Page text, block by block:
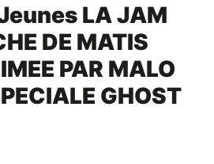
LA JAM
DE MATIS
PAR MALO
GHOST